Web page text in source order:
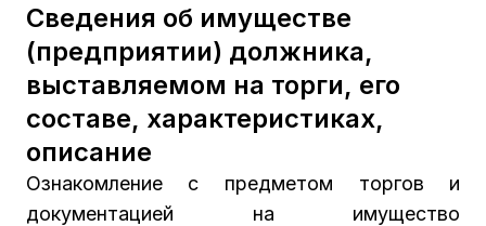
Сведения об имуществе
(предприятии) должника,
выставляемом на торги, его
составе, характеристиках,
описание
Ознакомление с предметом торгов и
документацией на имущество